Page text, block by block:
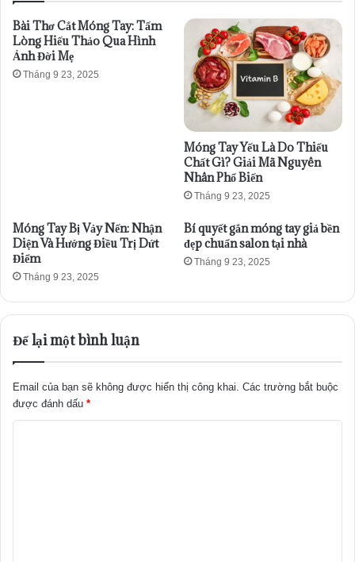
Bài Thơ Cắt Móng Tay: Tấm
Lòng Hiếu Thảo Qua Hình
Ảnh Đời Mẹ
Tháng 9 23, 2025
Móng Tay Yếu Là Do Thiếu
Chất Gì? Giải Mã Nguyên
Nhân Phổ Biến
Tháng 9 23, 2025
Móng Tay Bị Vảy Nến: Nhận
Diện Và Hướng Điều Trị Dứt
Điểm
Tháng 9 23, 2025
Bí quyết gắn móng tay giả bền
đẹp chuẩn salon tại nhà
Tháng 9 23, 2025
Để lại một bình luận
Email của bạn sẽ không được hiển thị công khai. Các trường bắt buộc
được đánh dấu *